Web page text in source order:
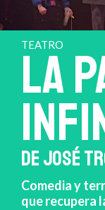
TEATRO
LA
DE JOSÉ
Comedia y
que recupera